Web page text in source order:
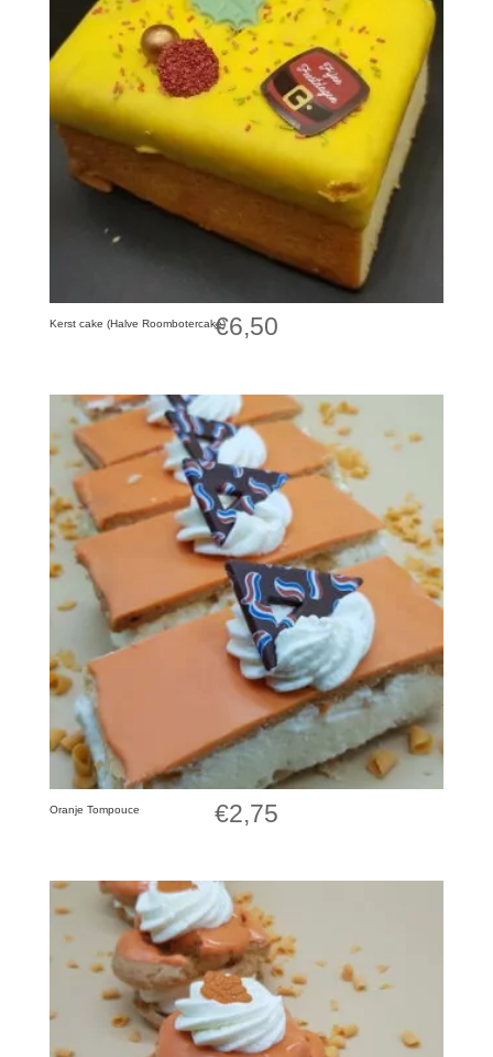
Kerst cake (Halve Roombotercake)
€6,50
Oranje Tompouce €2,75